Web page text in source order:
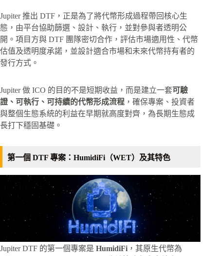
Jupiter 推出 DTF，正是為了將代幣形成過程帶回核心生
態，由平台協助篩選、設計、執行，並對參與者透明公
開。項目方與 DTF 團隊密切合作，評估市場適用性、代幣
估值及透明度承諾，並設計適合市場和未來代幣持有者的
發行方式。
Jupiter 做 ICO 的目的不是短期收益，而是建立一套可驗
證、可執行、可持續的代幣形成流程 ，確保專案、投資者
與整個生態系統的利益在早期就高度對齊，為長期生態成
長打下穩固基礎。
第一個 DTF 專案：HumidiFi（WET）及其特色
Jupiter DTF 的第一個專案是 HumidiFi ，其原生代幣為